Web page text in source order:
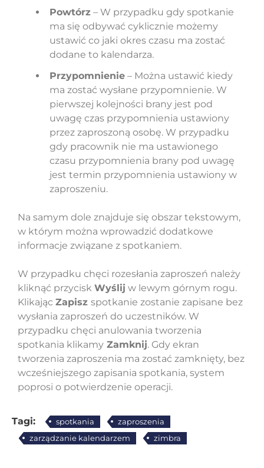
Powtórz – W przypadku gdy spotkanie
ma się odbywać cyklicznie możemy
ustawić co jaki okres czasu ma zostać
dodane to kalendarza.
Przypomnienie – Można ustawić kiedy
ma zostać wysłane przypomnienie. W
pierwszej kolejności brany jest pod
uwagę czas przypomnienia ustawiony
przez zaproszoną osobę. W przypadku
gdy pracownik nie ma ustawionego
czasu przypomnienia brany pod uwagę
jest termin przypomnienia ustawiony w
zaproszeniu.
Na samym dole znajduje się obszar tekstowym,
w którym można wprowadzić dodatkowe
informacje związane z spotkaniem.
W przypadku chęci rozesłania zaproszeń należy
kliknąć przycisk Wyślij w lewym górnym rogu.
Klikając Zapisz spotkanie zostanie zapisane bez
wysłania zaproszeń do uczestników. W
przypadku chęci anulowania tworzenia
spotkania klikamy Zamknij. Gdy ekran
tworzenia zaproszenia ma zostać zamknięty, bez
wcześniejszego zapisania spotkania, system
poprosi o potwierdzenie operacji.
Tagi: spotkania
zaproszenia
zarządzanie kalendarzem
zimbra